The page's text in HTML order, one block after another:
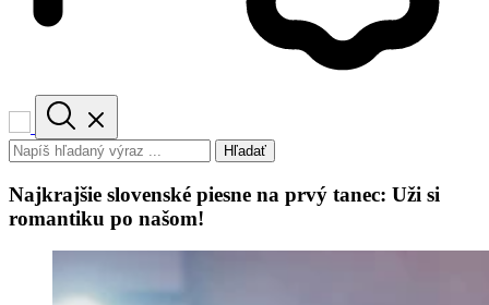
Hľadať
Najkrajšie slovenské piesne na prvý tanec: Uži si
romantiku po našom!